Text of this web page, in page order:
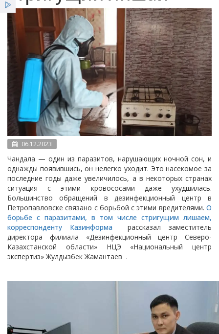
Услуги
Новости
Вестник НЦЭ
06.12.2023
Чандала — один из паразитов, нарушающих ночной сон, и
однажды появившись, он нелегко уходит. Это насекомое за
последние годы даже увеличилось, а в некоторых странах
ситуация с этими кровососами даже ухудшилась.
Большинство обращений в дезинфекционный центр в
Петропавловске связано с борьбой с этими вредителями. О
борьбе с паразитами, в том числе стригущим лишаем,
корреспонденту Казинформа рассказал заместитель
директора филиала «Дезинфекционный центр Северо-
Казахстанской области» НЦЭ «Национальный центр
экспертиз» Жулдызбек Жамантаев .